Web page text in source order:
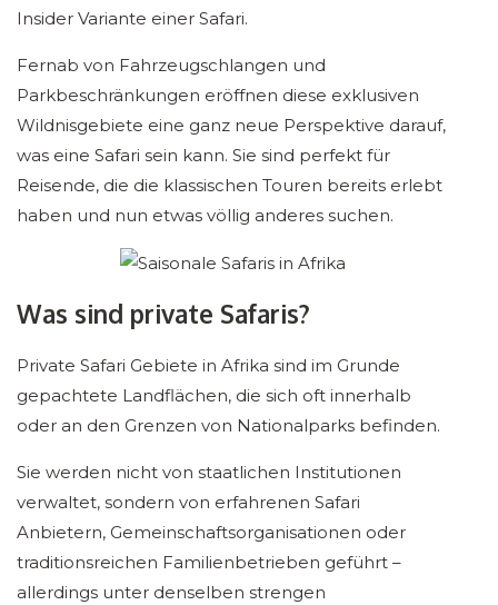
Insider Variante einer Safari.
Fernab von Fahrzeugschlangen und
Parkbeschränkungen eröffnen diese exklusiven
Wildnisgebiete eine ganz neue Perspektive darauf,
was eine Safari sein kann. Sie sind perfekt für
Reisende, die die klassischen Touren bereits erlebt
haben und nun etwas völlig anderes suchen.
Was sind private Safaris?
Private Safari Gebiete in Afrika sind im Grunde
gepachtete Landflächen, die sich oft innerhalb
oder an den Grenzen von Nationalparks befinden.
Sie werden nicht von staatlichen Institutionen
verwaltet, sondern von erfahrenen Safari
Anbietern, Gemeinschaftsorganisationen oder
traditionsreichen Familienbetrieben geführt –
allerdings unter denselben strengen